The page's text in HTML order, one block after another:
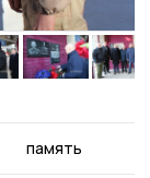
память